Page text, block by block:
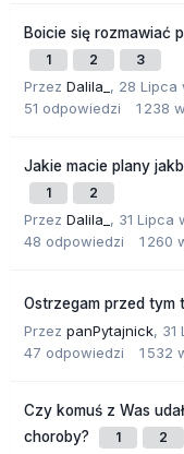
Boicie się rozmawiać
1 2 3
Przez Dalila_ , 28 Lipca
51 odpowiedzi 1 238
Jakie macie plany
1 2
Przez Dalila_ , 31 Lipca
48 odpowiedzi 1 260
Ostrzegam przed tym
Przez panPytajnick, 31
47 odpowiedzi 1 532
Czy komuś z Was
choroby?
1 2